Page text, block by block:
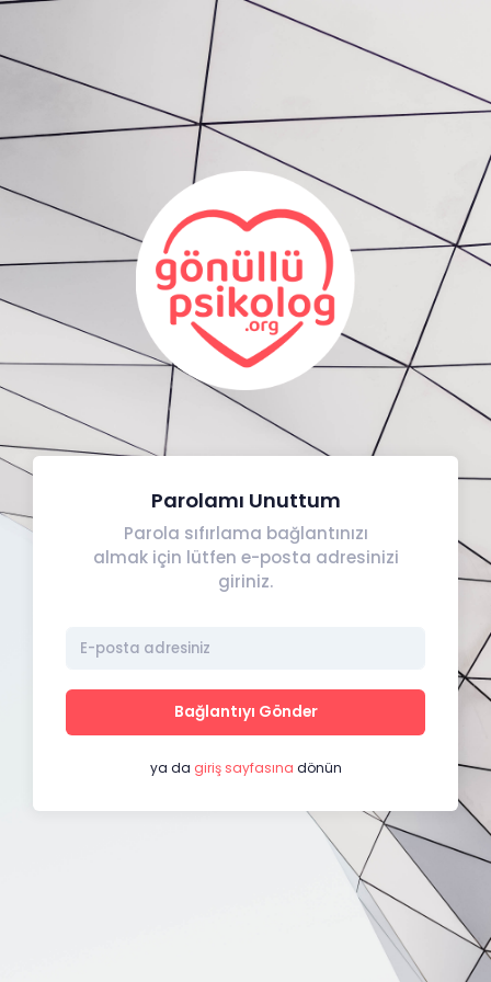
Parolamı Unuttum
Parola sıfırlama bağlantınızı
almak için lütfen e-posta adresinizi
giriniz.
Bağlantıyı Gönder
ya da giriş sayfasına dönün